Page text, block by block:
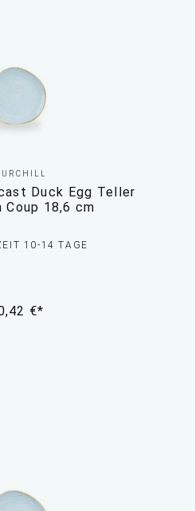
Duck Egg Teller
Coup 18,6 cm
10-14 TAGE
€*